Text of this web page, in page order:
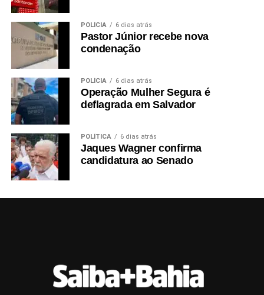
POLÍCIA 6 dias atrás
Pastor Júnior recebe nova
condenação
POLÍCIA 6 dias atrás
Operação Mulher Segura é
deflagrada em Salvador
POLÍTICA 6 dias atrás
Jaques Wagner confirma
candidatura ao Senado